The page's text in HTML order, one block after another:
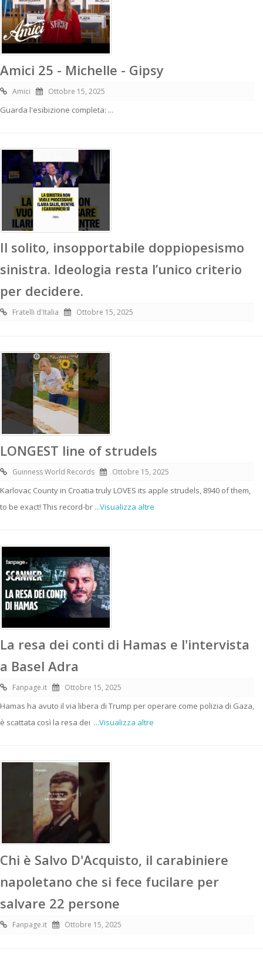
Amici 25 - Michelle - Gipsy
Amici Ottobre 15, 2025
Guarda l'esibizione completa: ...
Il solito, insopportabile doppiopesismo
sinistra. Ideologia resta l’unico criterio
per decidere.
Fratelli d'Italia Ottobre 15, 2025
LONGEST line of strudels
Guinness World Records Ottobre 15, 2025
Karlovac County in Croatia truly LOVES its apple strudels, 8940 of them,
to be exact! This record-br ...Visualizza altre
La resa dei conti di Hamas e l'intervista
a Basel Adra
Fanpage.it Ottobre 15, 2025
Hamas ha avuto il via libera di Trump per operare come polizia di Gaza,
è scattata così la resa dei ...Visualizza altre
Chi è Salvo D'Acquisto, il carabiniere
napoletano che si fece fucilare per
salvare 22 persone
Fanpage.it Ottobre 15, 2025